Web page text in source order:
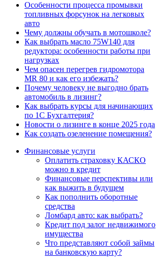
Особенности процесса промывки
топливных форсунок на легковых
авто
Чему должны обучать в мотошколе?
Как выбрать масло 75W140 для
редуктора: особенности работы при
нагрузках
Чем опасен перегрев гидромотора
MR 80 и как его избежать?
Почему человеку не выгодно брать
автомобиль в лизинг?
Как выбрать курсы для начинающих
по 1С Бухгалтерия?
Новости о лизинге в конце 2025 года
Как создать озеленение помещения?
Финансовые услуги
Оплатить страховку КАСКО
можно в кредит
Финансовые перспективы или
как выжить в будущем
Как пополнить оборотные
средства
Ломбард авто: как выбрать?
Кредит под залог недвижимого
имущества
Что представляют собой займы
на банковскую карту?